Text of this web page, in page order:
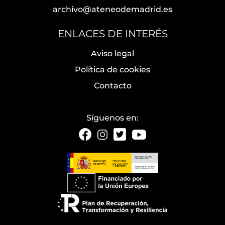
archivo@ateneodemadrid.es
ENLACES DE INTERÉS
Aviso legal
Política de cookies
Contacto
Síguenos en: